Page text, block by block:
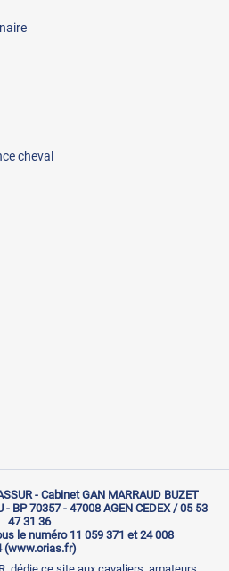
cheval
- Cabinet GAN MARRAUD BUZET
- BP 70357 - 47008 AGEN CEDEX / 05 53
47 31 36
le numéro 11 059 371 et 24 008
(www.orias.fr)